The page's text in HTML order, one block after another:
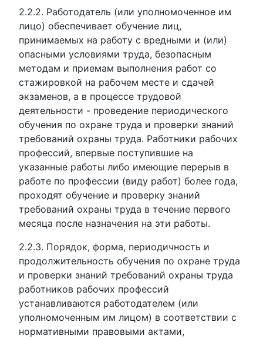
2.2.2. Работодатель (или уполномоченное им
лицо) обеспечивает обучение лиц,
принимаемых на работу с вредными и (или)
опасными условиями труда, безопасным
методам и приемам выполнения работ со
стажировкой на рабочем месте и сдачей
экзаменов, а в процессе трудовой
деятельности - проведение периодического
обучения по охране труда и проверки знаний
требований охраны труда. Работники рабочих
профессий, впервые поступившие на
указанные работы либо имеющие перерыв в
работе по профессии (виду работ) более года,
проходят обучение и проверку знаний
требований охраны труда в течение первого
месяца после назначения на эти работы.
2.2.3. Порядок, форма, периодичность и
продолжительность обучения по охране труда
и проверки знаний требований охраны труда
работников рабочих профессий
устанавливаются работодателем (или
уполномоченным им лицом) в соответствии с
нормативными правовыми актами,